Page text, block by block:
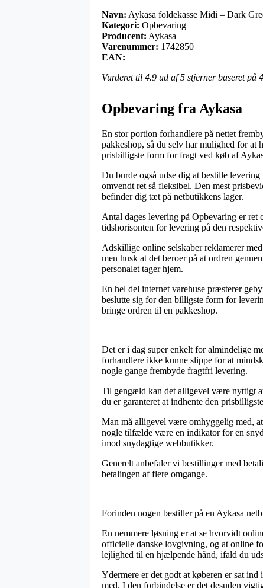
Navn: Aykasa foldekasse Midi – Dark
Kategori: Opbevaring
Producent: Aykasa
Varenummer: 1742850
EAN:
Vurderet til 4.9 ud af 5 stjerner baseret på
Opbevaring fra Aykasa
En stor portion forhandlere på nettet
pakkeshop, så du selv har mulighed for at
prisbilligste form for fragt ved køb af
Du burde også udse dig at bestille
omvendt ret så fleksibel. Den mest
befinder dig tæt på netbutikkens lager.
Antal dages levering på Opbevaring er ret
tidshorisonten for levering på den
Adskillige online selskaber reklamerer
men husk at det beroer på at ordren
personalet tager hjem.
En hel del internet varehuse præsterer
beslutte sig for den billigste form for
bringe ordren til en pakkeshop.
Det er i dag super enkelt for almindelige
forhandlere ikke kunne slippe for at
nogle gange frembyde fragtfri levering.
Til gengæld kan det alligevel være nyttigt
du er garanteret at indhente den
Man må alligevel være omhyggelig med,
nogle tilfælde være en indikator for en
imod snydagtige webbutikker.
Generelt anbefaler vi bestillinger med
betalingen af flere omgange.
Forinden nogen bestiller på en Aykasa
En nemmere løsning er at se hvorvidt
officielle danske lovgivning, og at online
lejlighed til en hjælpende hånd, ifald du
Ydermere er det godt at køberen er sat
med. I den forbindelse er det desuden